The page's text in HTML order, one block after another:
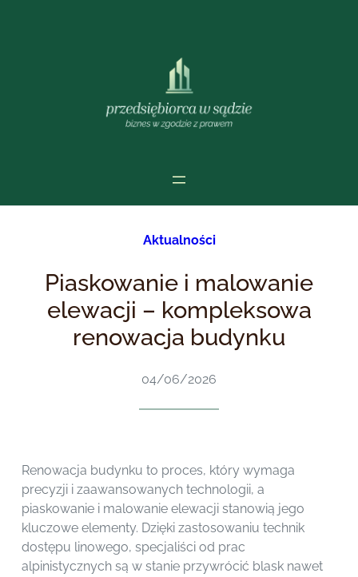
Aktualności
Piaskowanie i malowanie
elewacji – kompleksowa
renowacja budynku
04/06/2026
Renowacja budynku to proces, który wymaga
precyzji i zaawansowanych technologii, a
piaskowanie i malowanie elewacji stanowią jego
kluczowe elementy. Dzięki zastosowaniu technik
dostępu linowego, specjaliści od prac
alpinistycznych są w stanie przywrócić blask nawet